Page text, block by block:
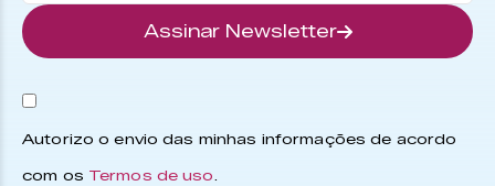
Assinar Newsletter
Autorizo o envio das minhas informações de acordo
com os Termos de uso.